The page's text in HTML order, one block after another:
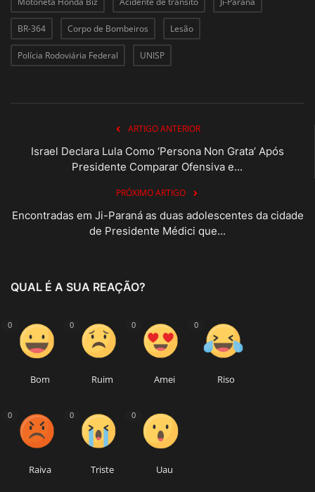
BR-364 Corpo de Bombeiros Lesão
Polícia Rodoviária Federal UNISP
ARTIGO ANTERIOR
Israel Declara Lula Como ‘Persona Non Grata’ Após
Presidente Comparar Ofensiva e...
PRÓXIMO ARTIGO
Encontradas em Ji-Paraná as duas adolescentes da cidade
de Presidente Médici que...
QUAL É A SUA REAÇÃO?
0
Bom
0
Ruim
0
Amei
0
Riso
0
Raiva
0
Triste
0
Uau